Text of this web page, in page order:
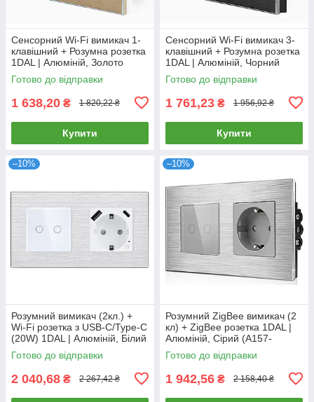
Сенсорний Wi-Fi вимикач 1-
клавішний + Розумна розетка
1DAL | Алюміній, Золото
(A157-GSW1G.WF-ST.WF.GD)
Готово до відправки
1 638,20 ₴ 1 820,22 ₴
Купити
Сенсорний Wi-Fi вимикач 3-
клавішний + Розумна розетка
1DAL | Алюміній, Чорний
(A157-GSW3G.WF-ST.WF.BL)
Готово до відправки
1 761,23 ₴ 1 956,92 ₴
Купити
–10%
Розумний вимикач (2кл.) +
Wi-Fi розетка з USB-C/Type-C
(20W) 1DAL | Алюміній, Білий
(A157-GSW2G.WF-
STUTC.WF.WT)
Готово до відправки
2 040,68 ₴ 2 267,42 ₴
–10%
Розумний ZigBee вимикач (2
кл) + ZigBee розетка 1DAL |
Алюміній, Сірий (A157-
GSW2G.ZB-ST.ZB.GR)
Готово до відправки
1 942,56 ₴ 2 158,40 ₴